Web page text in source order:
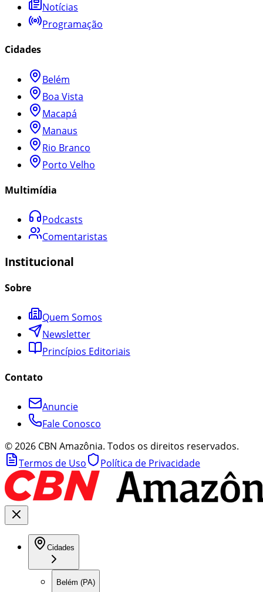
Notícias
Programação
Cidades
Belém
Boa Vista
Macapá
Manaus
Rio Branco
Porto Velho
Multimídia
Podcasts
Comentaristas
Institucional
Sobre
Quem Somos
Newsletter
Princípios Editoriais
Contato
Anuncie
Fale Conosco
©2026 CBN Amazônia. Todos os direitos reservados.
Termos de Uso
Política de Privacidade
Cidades
Belém (PA)